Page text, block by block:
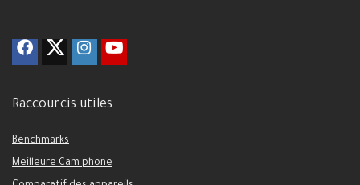
Raccourcis utiles
Benchmarks
Meilleure Cam phone